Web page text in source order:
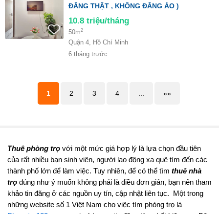
ĐĂNG THẬT , KHÔNG ĐĂNG ẢO )
10.8 triệu/tháng
50m2
Quận 4, Hồ Chí Minh
6 tháng trước
1 2 3 4 »»
Thuê phòng trọ với một mức giá hợp lý là lựa chọn đầu tiên
của rất nhiều bạn sinh viên, người lao động xa quê tìm đến các
thành phố lớn để làm việc. Tuy nhiên, để có thể tìm thuê nhà
trọ đúng như ý muốn không phải là điều đơn giản, bạn nên tham
khảo tin đăng ở các nguồn uy tín, cập nhật liên tục. Một trong
những website số 1 Việt Nam cho việc tìm phòng trọ là